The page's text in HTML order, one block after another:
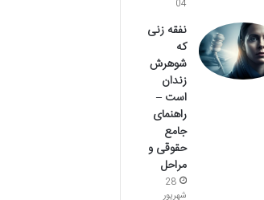
04
نفقه زنی
که
شوهرش
زندان
است –
راهنمای
جامع
حقوقی و
مراحل
28
شهریور